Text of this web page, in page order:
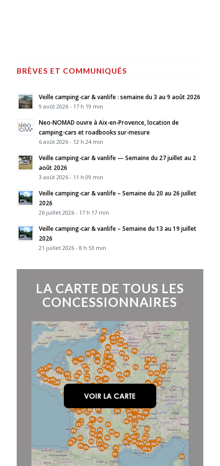
BRÈVES ET COMMUNIQUÉS
Veille camping-car & vanlife : semaine du 3 au 9 août 2026
9 août 2026 - 17 h 19 min
Neo-NOMAD ouvre à Aix-en-Provence, location de
camping-cars et roadbooks sur-mesure
6 août 2026 - 12 h 24 min
Veille camping-car & vanlife — Semaine du 27 juillet au 2
août 2026
3 août 2026 - 11 h 09 min
Veille camping-car & vanlife – Semaine du 20 au 26 juillet
2026
26 juillet 2026 - 17 h 17 min
Veille camping-car & vanlife – Semaine du 13 au 19 juillet
2026
21 juillet 2026 - 8 h 53 min
LA CARTE DE TOUS LES
CONCESSIONNAIRES